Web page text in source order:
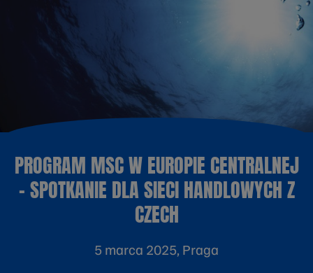
PROGRAM MSC W EUROPIE CENTRALNEJ
– SPOTKANIE DLA SIECI HANDLOWYCH Z
CZECH
5 marca 2025, Praga